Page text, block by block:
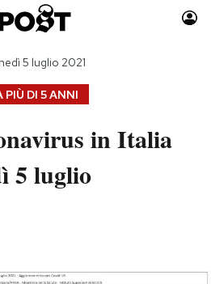
Auto
Moda
Consumismi
Europa
PIÙ DI 5 ANNI
5 luglio 2021
in Italia
5 luglio